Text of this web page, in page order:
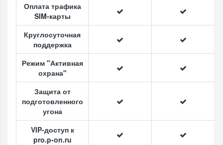
Оплата трафика
SIM-карты
Круглосуточная
поддержка
Режим "Активная
охрана"
Защита от
подготовленного
угона
VIP-доступ к
pro.p-on.ru